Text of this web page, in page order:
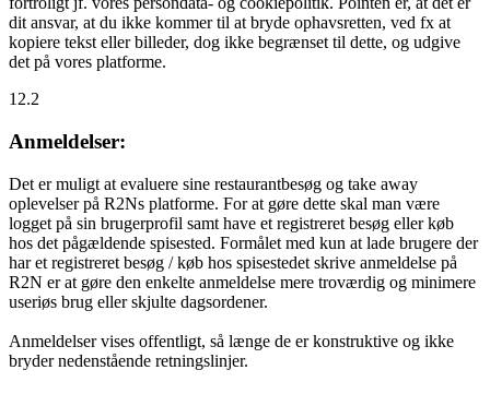
dit ansvar, at du ikke kommer til at bryde ophavsretten, ved fx at
kopiere tekst eller billeder, dog ikke begrænset til dette, og udgive
det på vores platforme.
12.2
Anmeldelser:
Det er muligt at evaluere sine restaurantbesøg og take away
oplevelser på R2Ns platforme. For at gøre dette skal man være
logget på sin brugerprofil samt have et registreret besøg eller køb
hos det pågældende spisested. Formålet med kun at lade brugere der
har et registreret besøg / køb hos spisestedet skrive anmeldelse på
R2N er at gøre den enkelte anmeldelse mere troværdig og minimere
useriøs brug eller skjulte dagsordener.
Anmeldelser vises offentligt, så længe de er konstruktive og ikke
bryder nedenstående retningslinjer.